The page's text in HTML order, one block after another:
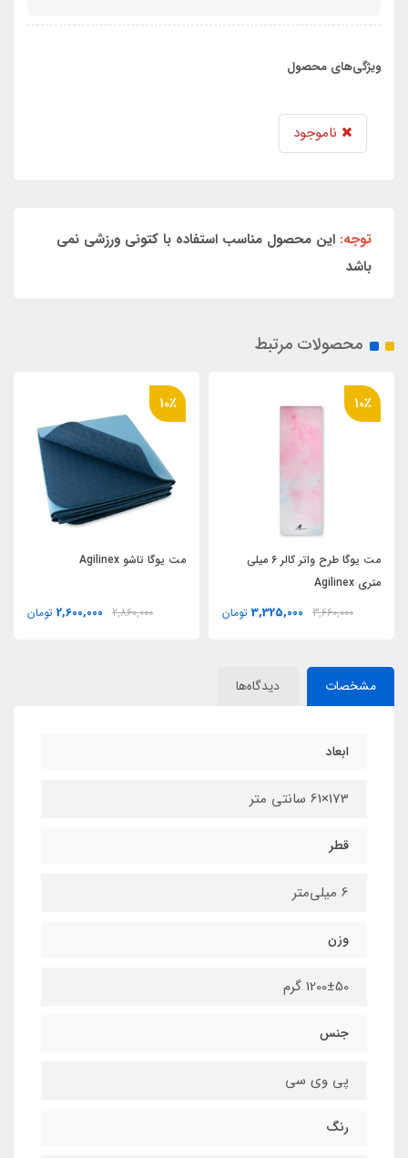
ویژگی‌های محصول
ناموجود
توجه: این محصول مناسب استفاده با کتونی ورزشی نمی
باشد
محصولات مرتبط
مت یوگا طرح واتر کالر 6 ميلي
متري Agilinex
3,660,000
10٪
3,325,000 تومان
مت یوگا تاشو Agilinex
2,860,000
10٪
2,600,000 تومان
مشخصات دیدگاه‌ها
ابعاد
173×61 سانتی متر
قطر
6 میلی‌متر
وزن
1200±50 گرم
جنس
پی وی سی
رنگ